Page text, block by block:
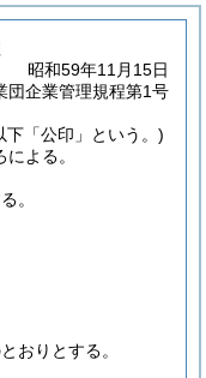
昭和59年11月15日
団企業管理規程第1号
下「公印」という。)
よる。
。
おりとする。